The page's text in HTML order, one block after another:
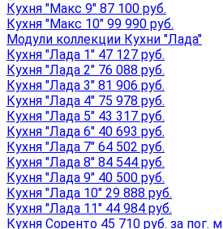
Кухня "Макс 9" 87 100 руб.
Кухня "Макс 10" 99 990 руб.
Модули коллекции Кухни "Лада"
Кухня "Лада 1" 47 127 руб.
Кухня "Лада 2" 76 088 руб.
Кухня "Лада 3" 81 906 руб.
Кухня "Лада 4" 75 978 руб.
Кухня "Лада 5" 43 317 руб.
Кухня "Лада 6" 40 693 руб.
Кухня "Лада 7" 64 502 руб.
Кухня "Лада 8" 84 544 руб.
Кухня "Лада 9" 40 500 руб.
Кухня "Лада 10" 29 888 руб.
Кухня "Лада 11" 44 984 руб.
Кухня Соренто 45 710 руб. за пог. м